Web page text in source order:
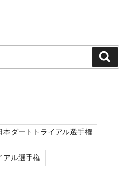
本ダートトライアル選手権
アル選手権